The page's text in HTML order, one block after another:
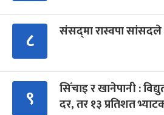
८ संसद्‍मा रास्वपा
९
सिँचाइ र खानेपानी :
दर, तर १३ प्रतिशत